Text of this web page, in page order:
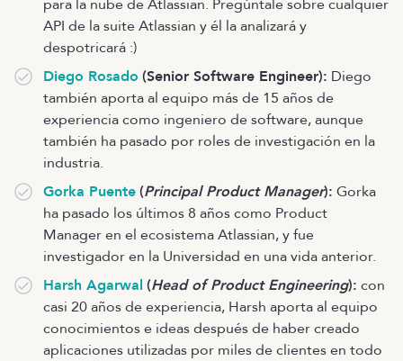
para la nube de Atlassian. Pregúntale sobre cualquier
API de la suite Atlassian y él la analizará y
despotricará :)
Diego Rosado (Senior Software Engineer): Diego
también aporta al equipo más de 15 años de
experiencia como ingeniero de software, aunque
también ha pasado por roles de investigación en la
industria.
Gorka Puente(Principal Product Manager): Gorka
ha pasado los últimos 8 años como Product
Manager en el ecosistema Atlassian, y fue
investigador en la Universidad en una vida anterior.
Harsh Agarwal (Head of Product Engineering): con
casi 20 años de experiencia, Harsh aporta al equipo
conocimientos e ideas después de haber creado
aplicaciones utilizadas por miles de clientes en todo